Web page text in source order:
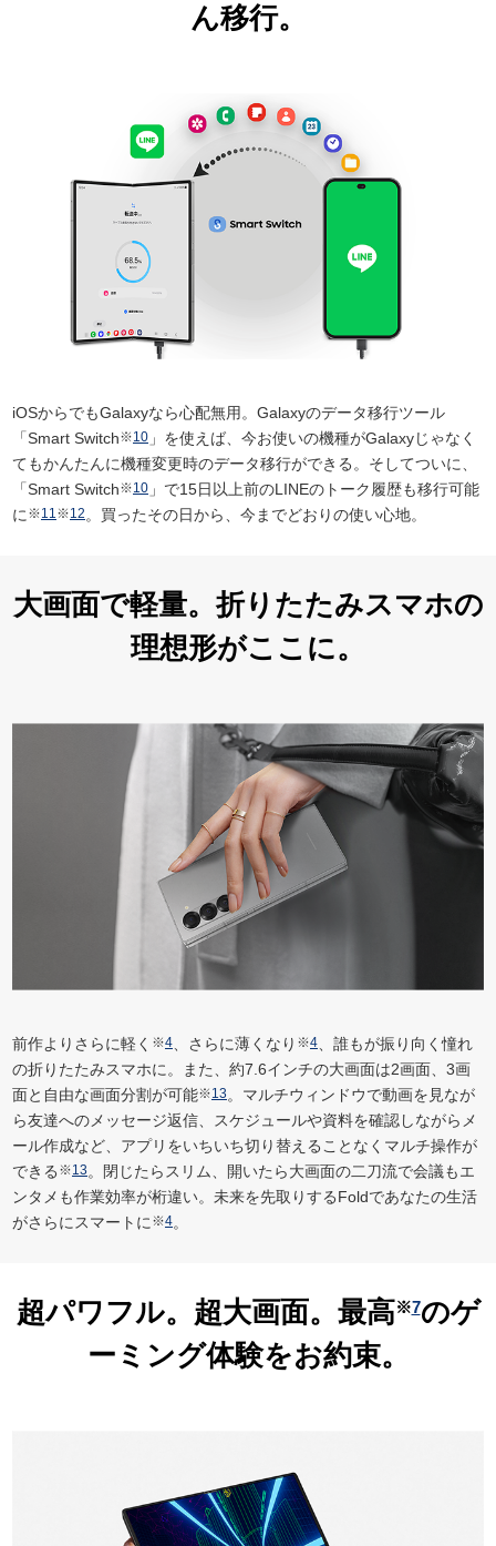
ん移行。
iOSからでもGalaxyなら心配無用。Galaxyのデータ移行ツール
「Smart Switch※10 」を使えば、今お使いの機種がGalaxyじゃなく
てもかんたんに機種変更時のデータ移行ができる。そしてついに、
「Smart Switch※10 」で15日以上前のLINEのトーク履歴も移行可能
に※11※12。買ったその日から、今までどおりの使い心地。
大画面で軽量。 折りたたみスマホの
理想形がここに。
前作よりさらに軽く ※4 、さらに薄くなり ※4 、誰もが振り向く憧れ
の折りたたみスマホに。また、約7.6インチの大画面は2画面、3画
面と自由な画面分割が可能※13。マルチウィンドウで動画を見なが
ら友達へのメッセージ返信、スケジュールや資料を確認しながらメ
ール作成など、アプリをいちいち切り替えることなくマルチ操作が
できる ※13。閉じたらスリム、開いたら大画面の二刀流で会議もエ
ンタメも作業効率が桁違い。未来を先取りするFoldであなたの生活
がさらにスマートに ※4。
超パワフル。超大画面。 最高※7のゲ
ーミング体験をお約束。